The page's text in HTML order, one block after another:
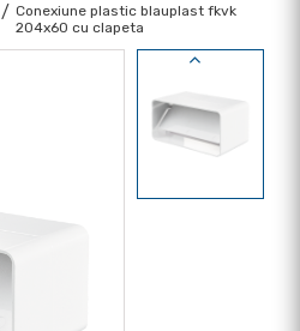
/ Conexiune plastic blauplast fkvk
204x60 cu clapeta